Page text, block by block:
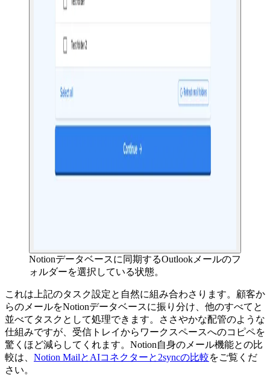
Notionデータベースに同期するOutlookメールのフ
ォルダーを選択している状態。
これは上記のタスク設定と自然に組み合わさります。顧客か
らのメールをNotionデータベースに振り分け、他のすべてと
並べてタスクとして処理できます。ささやかな配管のような
仕組みですが、受信トレイからワークスペースへのコピペを
驚くほど減らしてくれます。Notion自身のメール機能との比
較は、 Notion MailとAIコネクターと2syncの比較をご覧くだ
さい。